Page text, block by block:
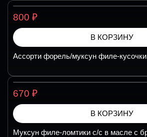
800 ₽
В КОРЗИНУ
Ассорти форель/муксун филе-
670 ₽
В КОРЗИНУ
Муксун филе-ломтики с/с в масле с